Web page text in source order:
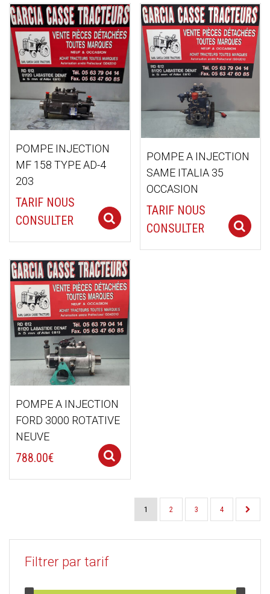
POMPE INJECTION
MF 158 TYPE AD-4
203
TARIF NOUS
CONSULTER
Select options
POMPE A INJECTION
SAME ITALIA 35
OCCASION
TARIF NOUS
CONSULTER
POMPE A INJECTION
FORD 3000 ROTATIVE
NEUVE
788.00€
1 2 3 4
Filtrer par tarif